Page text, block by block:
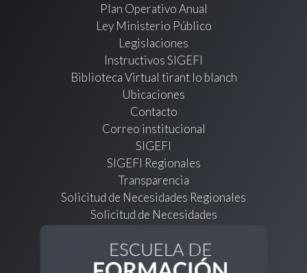
Plan Operativo Anual
Ley Ministerio Público
Legislaciones
Instructivos SIGEFI
Biblioteca Virtual tirant lo blanch
Ubicaciones
Contacto
Correo institucional
SIGEFI
SIGEFI Regionales
Transparencia
Solicitud de Necesidades Regionales
Solicitud de Necesidades